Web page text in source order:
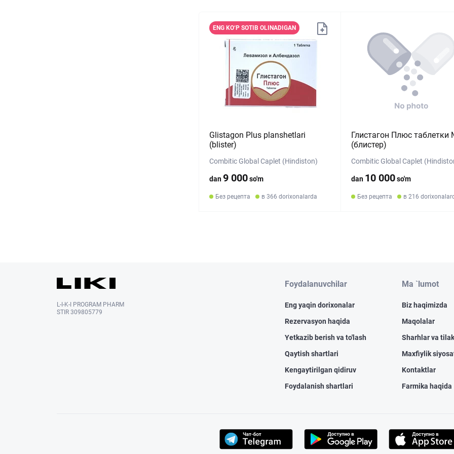
ENG KO‘P SOTIB OLINADIGAN
Glistagon Plus planshetlari
(blister)
Combitic Global Caplet (Hindiston)
dan9 000so'm
Без рецепта в 366 dorixonalarda
Глистагон Плюс таблетки
(блистер)
Combitic Global Caplet
dan 10 000so'm
Без рецепта в 216
L-I-K-I PROGRAM PHARM
STIR 309805779
Foydalanuvchilar
Eng yaqin dorixonalar
Rezervasyon haqida
Yetkazib berish va to'lash
Qaytish shartlari
Kengaytirilgan qidiruv
Foydalanish shartlari
Ma `lumot
Biz haqimizda
Maqolalar
Sharhlar va
Maxfiylik
Kontaktlar
Farmika haqida